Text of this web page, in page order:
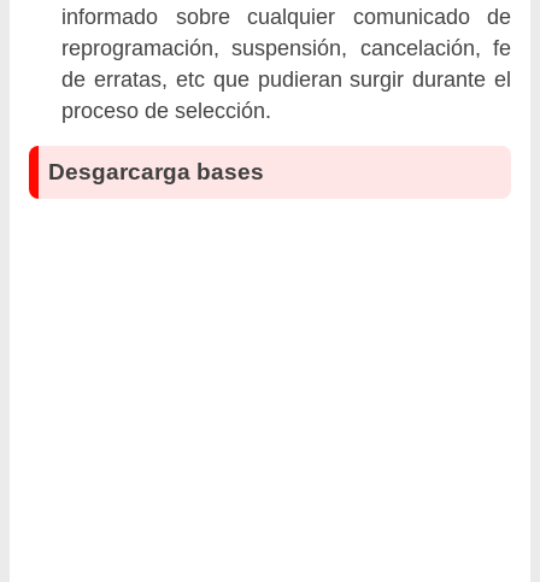
informado sobre cualquier comunicado de
reprogramación, suspensión, cancelación, fe
de erratas, etc que pudieran surgir durante el
proceso de selección.
Desgarcarga bases